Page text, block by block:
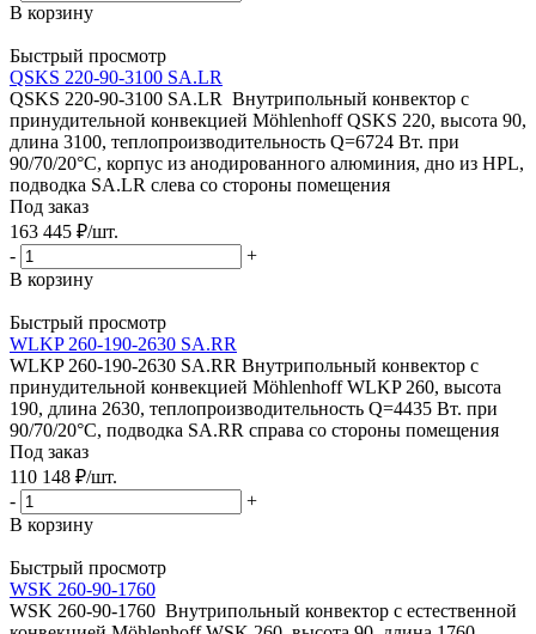
В корзину
Быстрый просмотр
QSKS 220-90-3100 SA.LR
QSKS 220-90-3100 SA.LR Внутрипольный конвектор с
принудительной конвекцией Möhlenhoff QSKS 220, высота 90,
длина 3100, теплопроизводительность Q=6724 Вт. при
90/70/20°C, корпус из анодированного алюминия, дно из HPL,
подводка SA.LR слева со стороны помещения
Под заказ
163 445 ₽/шт.
-
+
В корзину
Быстрый просмотр
WLKP 260-190-2630 SA.RR
WLKP 260-190-2630 SA.RR Внутрипольный конвектор с
принудительной конвекцией Möhlenhoff WLKP 260, высота
190, длина 2630, теплопроизводительность Q=4435 Вт. при
90/70/20°C, подводка SA.RR справа со стороны помещения
Под заказ
110 148 ₽/шт.
-
+
В корзину
Быстрый просмотр
WSK 260-90-1760
WSK 260-90-1760 Внутрипольный конвектор с естественной